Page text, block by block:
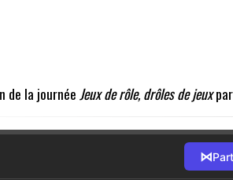
de la journée Jeux de rôle, drôles de jeux
⋈